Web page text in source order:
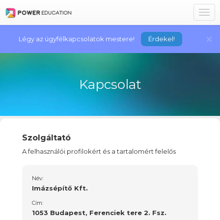
Légy az ügyfélkapcsolatok mestere! Érdekel! ×
Kapcsolat
Szolgáltató
A felhasználói profilokért és a tartalomért felelős
Név:
Imázsépítő Kft.
Cím:
1053 Budapest, Ferenciek tere 2. Fsz.